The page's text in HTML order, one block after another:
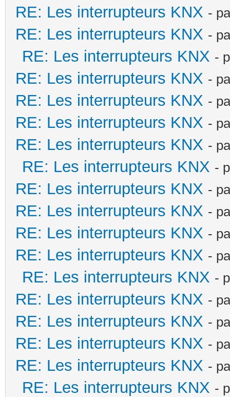
RE: Les interrupteurs KNX -
RE: Les interrupteurs KNX -
RE: Les interrupteurs KNX -
RE: Les interrupteurs KNX -
RE: Les interrupteurs KNX -
RE: Les interrupteurs KNX -
RE: Les interrupteurs KNX -
RE: Les interrupteurs KNX -
RE: Les interrupteurs KNX -
RE: Les interrupteurs KNX -
RE: Les interrupteurs KNX -
RE: Les interrupteurs KNX -
RE: Les interrupteurs KNX -
RE: Les interrupteurs KNX -
RE: Les interrupteurs KNX -
RE: Les interrupteurs KNX -
RE: Les interrupteurs KNX -
RE: Les interrupteurs KNX -